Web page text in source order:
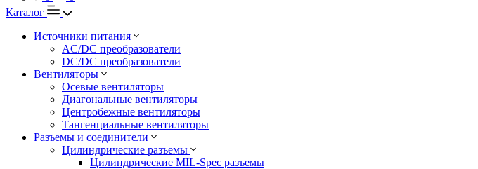
Каталог
Источники питания
AC/DC преобразователи
DC/DC преобразователи
Вентиляторы
Осевые вентиляторы
Диагональные вентиляторы
Центробежные вентиляторы
Тангенциальные вентиляторы
Разъемы и соединители
Цилиндрические разъемы
Цилиндрические MIL-Spec разъемы